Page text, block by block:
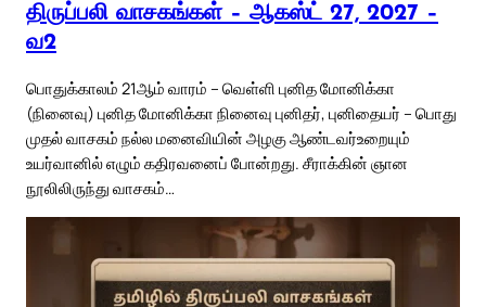
திருப்பலி வாசகங்கள் – ஆகஸ்ட் 27, 2027 –
வ2
பொதுக்காலம் 21ஆம் வாரம் – வெள்ளி புனித மோனிக்கா
(நினைவு) புனித மோனிக்கா நினைவு புனிதர், புனிதையர் – பொது
முதல் வாசகம் நல்ல மனைவியின் அழகு ஆண்டவர்உறையும்
உயர்வானில் எழும் கதிரவனைப் போன்றது. சீராக்கின் ஞான
நூலிலிருந்து வாசகம்…